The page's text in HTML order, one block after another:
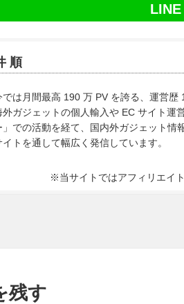
LINE
順
では月間最高 190 万 PV を誇る、運営
外ガジェットの個人輸入や EC サイト運
」での活動を経て、国内外ガジェット
イトを通して幅広く発信しています。
※当サイトではアフィリエイ
残す